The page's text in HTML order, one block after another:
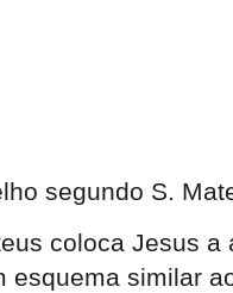
segundo S.
coloca Jesus
similar